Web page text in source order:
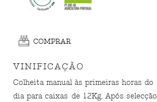
COMPRAR
VINIFICAÇÃO
Colheita manual às primeiras horas do
dia para caixas de 12Kg. Após selecção